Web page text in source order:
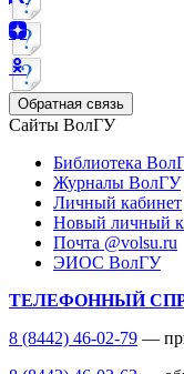
Обратная связь
Сайты ВолГУ
Библиотека
Журналы ВолГУ
Личный кабинет
Новый личный
Почта @volsu.ru
ЭИОС ВолГУ
ТЕЛЕФОННЫЙ
8 (8442) 46-02-79 —